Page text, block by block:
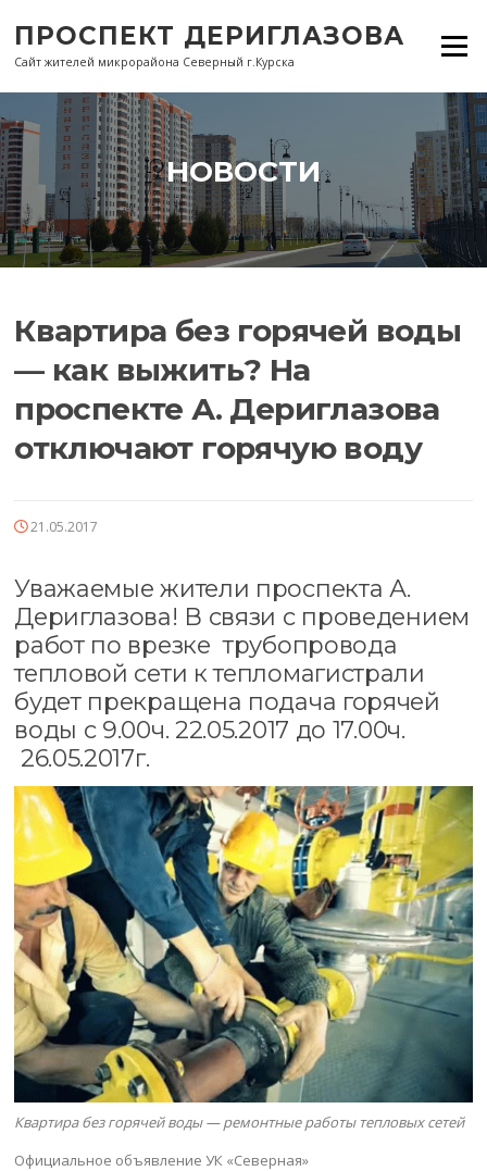
содержанию
ПРОСПЕКТ ДЕРИГЛАЗОВА
Сайт жителей микрорайона Северный г.Курска
Меню
НОВОСТИ
Квартира без горячей воды
— как выжить? На
проспекте А. Дериглазова
отключают горячую воду
21.05.2017
Уважаемые жители проспекта А.
Дериглазова! В связи с проведением
работ по врезке трубопровода
тепловой сети к тепломагистрали
будет прекращена подача горячей
воды с 9.00ч. 22.05.2017 до 17.00ч.
26.05.2017г.
Квартира без горячей воды — ремонтные работы тепловых сетей
Официальное объявление УК «Северная»